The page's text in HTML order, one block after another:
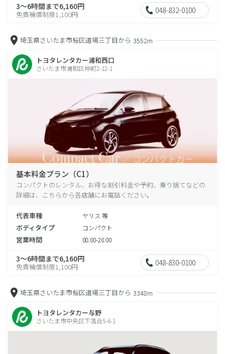
3～6時間まで6,160円
免責補償制度1,100円 048-832-0100
埼玉県さいたま市桜区道場三丁目から 3552m
トヨタレンタカー浦和西口
さいたま市浦和区仲町2-12-1
基本料金プラン（C1）
コンパクトのレンタル、お得な割引料金や予約、乗り捨てなどの
詳細は、こちらから各店舗にお電話ください。
代表車種 ヤリス 等
ボディタイプ コンパクト
営業時間 08:00-20:00
3～6時間まで6,160円
免責補償制度1,100円 048-830-0100
埼玉県さいたま市桜区道場三丁目から 3348m
トヨタレンタカー与野
さいたま市中央区下落合5-6-1